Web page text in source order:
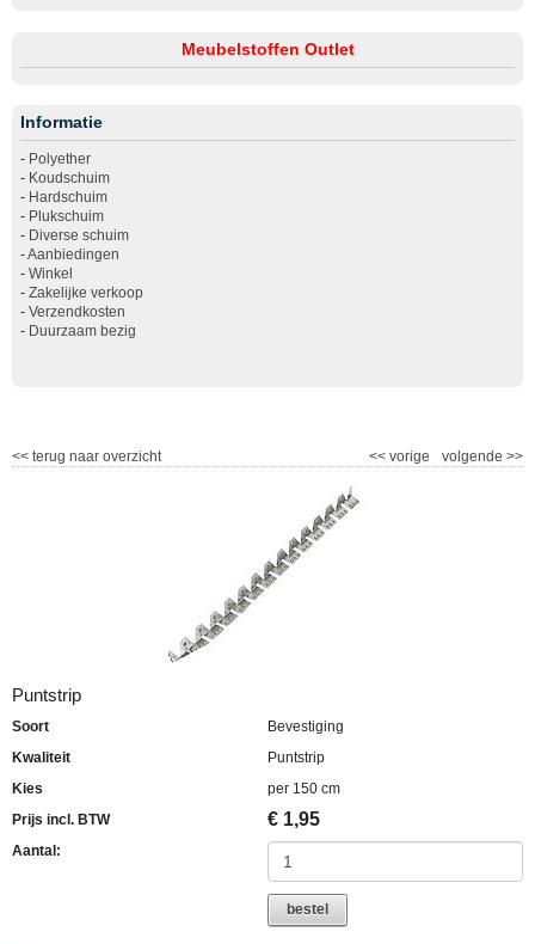
Meubelstoffen Outlet
Informatie
- Polyether
- Koudschuim
- Hardschuim
- Plukschuim
- Diverse schuim
-Aanbiedingen
- Winkel
- Zakelijke verkoop
- Verzendkosten
- Duurzaam bezig
<< terug naar overzicht volgende >>
<< vorige
Puntstrip
Soort
Bevestiging
Kwaliteit
Puntstrip
Kies
per 150 cm
Prijs incl. BTW
€ 1,95
Aantal:
bestel